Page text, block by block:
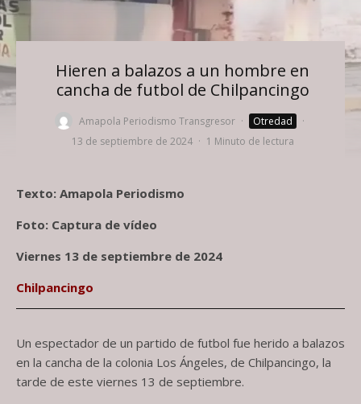
Hieren a balazos a un hombre en
cancha de futbol de Chilpancingo
Amapola Periodismo Transgresor · Otredad
·
13 de septiembre de 2024 · 1 Minuto de lectura
Texto: Amapola Periodismo
Foto: Captura de vídeo
Viernes 13 de septiembre de 2024
Chilpancingo
Un espectador de un partido de futbol fue herido a balazos
en la cancha de la colonia Los Ángeles, de Chilpancingo, la
tarde de este viernes 13 de septiembre.